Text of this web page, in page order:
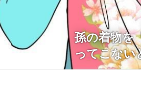
孫の着物を
ってこない